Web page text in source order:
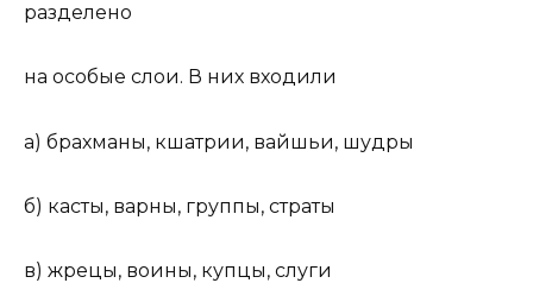
разделено
на особые слои. В них входили
а) брахманы, кшатрии, вайшьи, шудры
б) касты, варны, группы, страты
в) жрецы, воины, купцы, слуги